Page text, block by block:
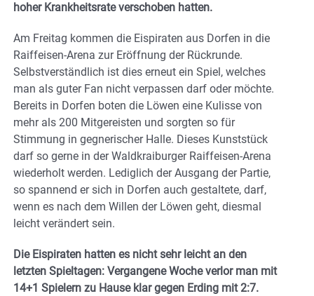
hoher Krankheitsrate verschoben hatten.
Am Freitag kommen die Eispiraten aus Dorfen in die
Raiffeisen-Arena zur Eröffnung der Rückrunde.
Selbstverständlich ist dies erneut ein Spiel, welches
man als guter Fan nicht verpassen darf oder möchte.
Bereits in Dorfen boten die Löwen eine Kulisse von
mehr als 200 Mitgereisten und sorgten so für
Stimmung in gegnerischer Halle. Dieses Kunststück
darf so gerne in der Waldkraiburger Raiffeisen-Arena
wiederholt werden. Lediglich der Ausgang der Partie,
so spannend er sich in Dorfen auch gestaltete, darf,
wenn es nach dem Willen der Löwen geht, diesmal
leicht verändert sein.
Die Eispiraten hatten es nicht sehr leicht an den
letzten Spieltagen: Vergangene Woche verlor man mit
14+1 Spielern zu Hause klar gegen Erding mit 2:7.